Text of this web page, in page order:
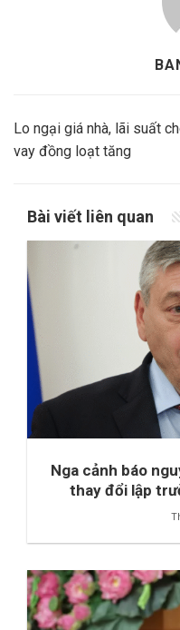
Lo ngại giá nhà, lãi suất
vay đồng loạt tăng
Bài viết liên quan
Nga cảnh báo
thay đổi lập